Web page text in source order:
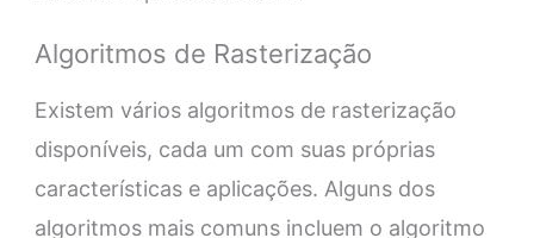
Algoritmos de Rasterização
Existem vários algoritmos de rasterização
disponíveis, cada um com suas próprias
características e aplicações. Alguns dos
algoritmos mais comuns incluem o algoritmo